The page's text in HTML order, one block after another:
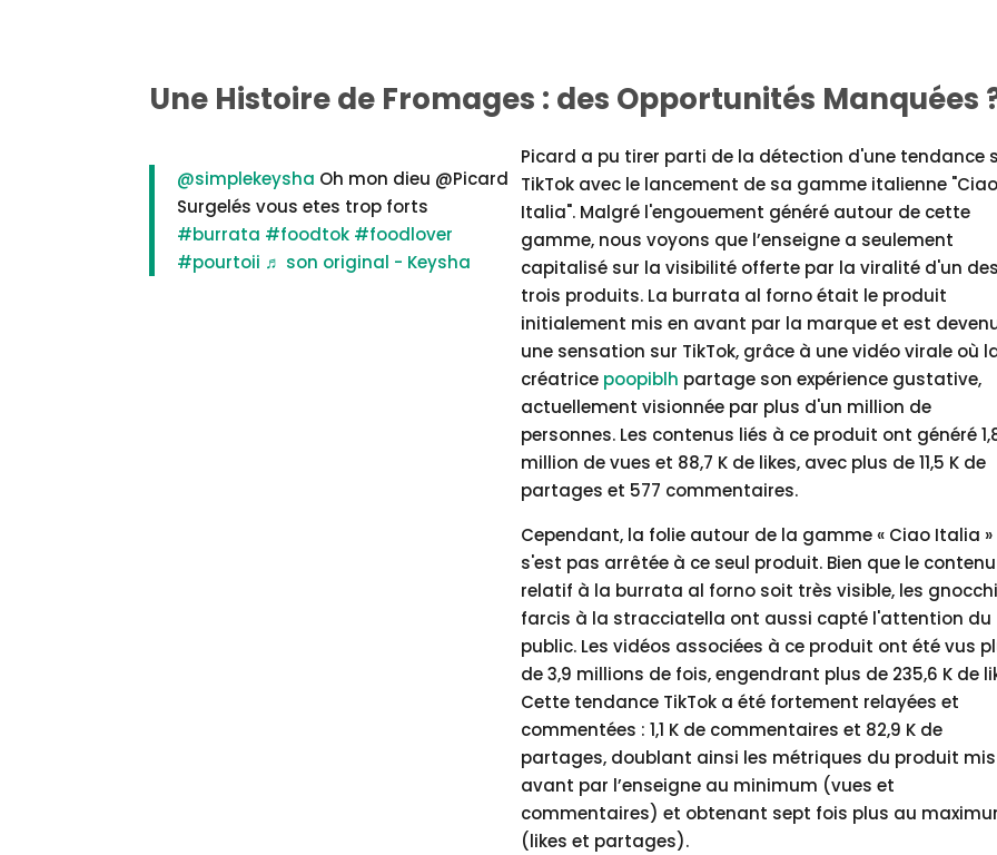
Une Histoire de Fromages : des Opportunités Manquées
@simplekeysha Oh mon dieu @Picard
Surgelés vous etes trop forts
#burrata #foodtok #foodlover
#pourtoii ♬ son original - Keysha
Picard a pu tirer parti de la détection d'une tendance
TikTok avec le lancement de sa gamme italienne "Ciao
Italia". Malgré l'engouement généré autour de cette
gamme, nous voyons que l’enseigne a seulement
capitalisé sur la visibilité offerte par la viralité d'un des
trois produits. La burrata al forno était le produit
initialement mis en avant par la marque et est
une sensation sur TikTok, grâce à une vidéo virale où
créatrice poopiblh partage son expérience gustative,
actuellement visionnée par plus d'un million de
personnes. Les contenus liés à ce produit ont généré
million de vues et 88,7 K de likes, avec plus de 11,5 K de
partages et 577 commentaires.
Cependant, la folie autour de la gamme « Ciao Italia »
s'est pas arrêtée à ce seul produit. Bien que le contenu
relatif à la burrata al forno soit très visible, les
farcis à la stracciatella ont aussi capté l'attention du
public. Les vidéos associées à ce produit ont été vus
de 3,9 millions de fois, engendrant plus de 235,6 K de
Cette tendance TikTok a été fortement relayées et
commentées : 1,1 K de commentaires et 82,9 K de
partages, doublant ainsi les métriques du produit mis
avant par l’enseigne au minimum (vues et
commentaires) et obtenant sept fois plus au
(likes et partages).